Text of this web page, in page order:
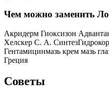
Чем можно заменить
Акридерм Гиоксизон
Хелскер С. А.
Гентамицинмазь крем мазь
Греция
Советы